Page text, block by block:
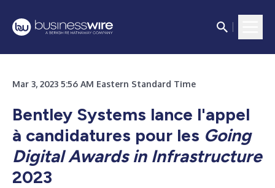
Mar 3, 2023 5:56 AM Eastern Standard Time
Bentley Systems lance l'appel
à candidatures pour les Going
Digital Awards in Infrastructure
2023